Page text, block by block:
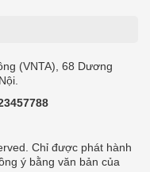
(VNTA), 68 Dương
Chỉ được phát hành
ý bằng văn bản của